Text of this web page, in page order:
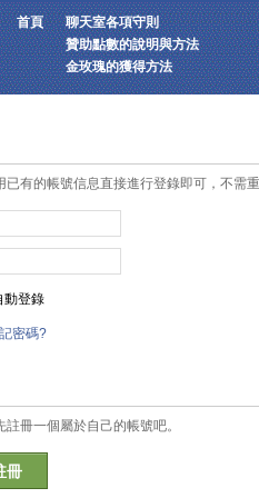
首頁
聊天室各項守則
贊助點數的說明與方法
金玫瑰的獲得方法
有的帳號信息直接進行登錄即可，不需
動登錄
密碼?
冊一個屬於自己的帳號吧。
冊